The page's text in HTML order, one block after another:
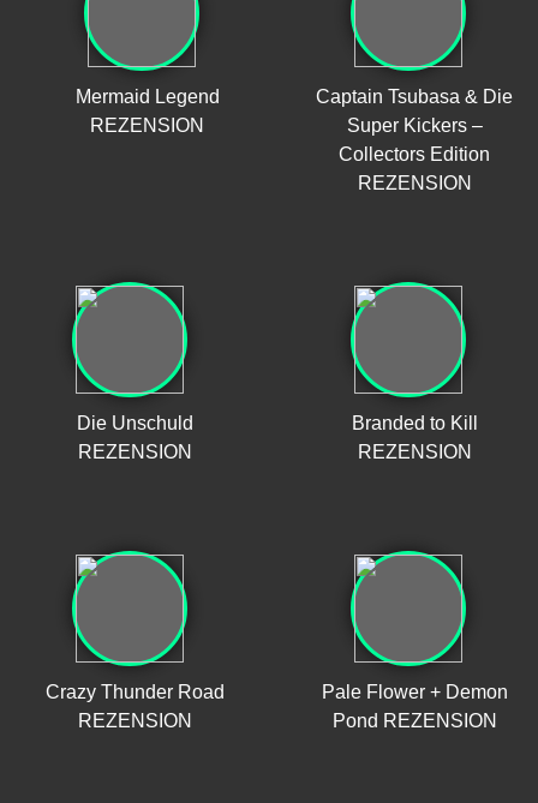
Mermaid Legend
REZENSION
Captain Tsubasa & Die
Super Kickers –
Collectors Edition
REZENSION
Die Unschuld
REZENSION
Branded to Kill
REZENSION
Crazy Thunder Road
REZENSION
Pale Flower + Demon
Pond REZENSION